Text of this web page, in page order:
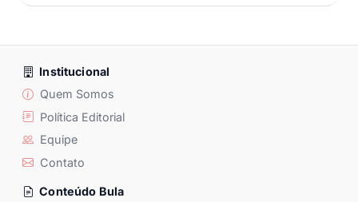
Institucional
Quem Somos
Política Editorial
Equipe
Contato
Conteúdo Bula